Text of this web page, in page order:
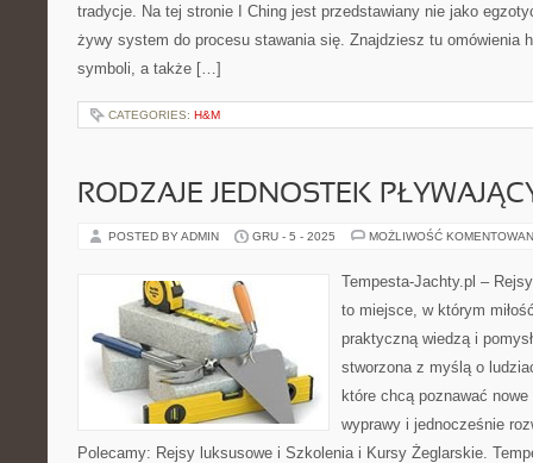
tradycje. Na tej stronie I Ching jest przedstawiany nie jako
żywy system do procesu stawania się. Znajdziesz tu omówienia
symboli, a także […]
CATEGORIES: H&M
RODZAJE JEDNOSTEK
POSTED BY ADMIN GRU - 5 - 2025 MOŻLIWOŚĆ
Tempesta-Jachty.pl –
to miejsce, w którym
praktyczną wiedzą i
stworzona z myślą o
które chcą poznawać
wyprawy i jednocześnie
Polecamy: Rejsy luksusowe i Szkolenia i Kursy Żeglarskie.